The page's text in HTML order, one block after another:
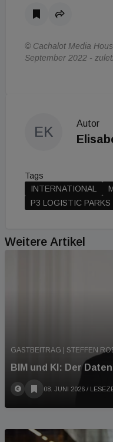
© Cachalot Media
September 2022 -
EK
Autor
Tags
INTERNATIONAL
P3 LOGISTIC PARKS
Weitere Artikel
GASTBEITRAG | STEFFEN
BIM und KI: Der
08. JUNI 2026 /